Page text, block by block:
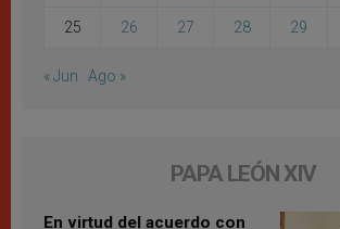
25 26 27 28 29
« Jun Ago »
PAPA LEÓN XIV
En virtud del acuerdo con